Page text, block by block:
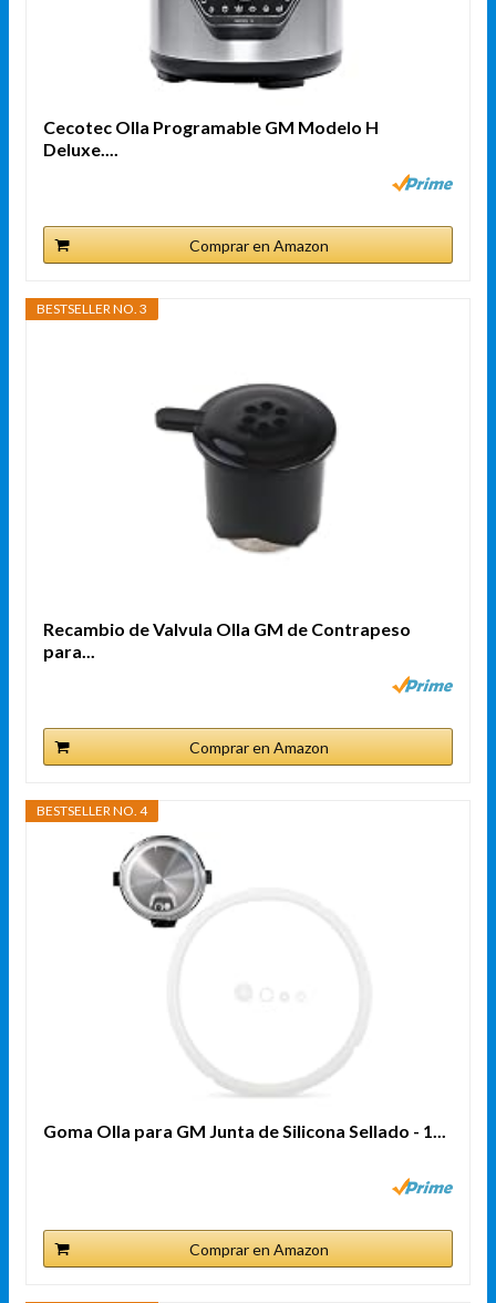
Cecotec Olla Programable GM Modelo H
Deluxe....
Comprar en Amazon
BESTSELLER NO. 3
Recambio de Valvula Olla GM de Contrapeso
para...
Comprar en Amazon
BESTSELLER NO. 4
Goma Olla para GM Junta de Silicona Sellado - 1...
Comprar en Amazon